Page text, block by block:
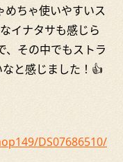
ちゃ使いやすいス
イナタサも感じら
、その中でもストラ
と感じました！👍
DS07686510/